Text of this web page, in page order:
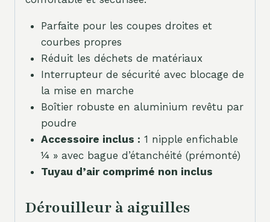
Parfaite pour les coupes droites et
courbes propres
Réduit les déchets de matériaux
Interrupteur de sécurité avec blocage de
la mise en marche
Boîtier robuste en aluminium revêtu par
poudre
Accessoire inclus : 1 nipple enfichable
¼ » avec bague d’étanchéité (prémonté)
Tuyau d’air comprimé non inclus
Dérouilleur à aiguilles